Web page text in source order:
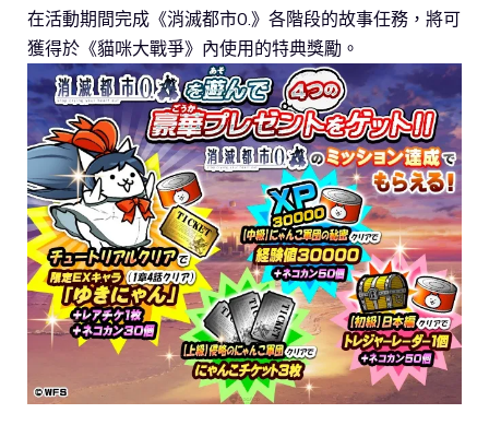
在活動期間完成《消滅都市0.》各階段的故事任務，將可
獲得於《貓咪大戰爭》內使用的特典獎勵。